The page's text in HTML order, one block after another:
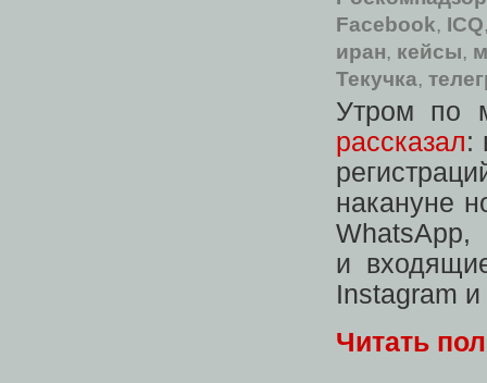
Facebook, ICQ
иран, кейсы,
Текучка,
Утром по
рассказал:
накануне
WhatsApp,
и
Instagram и
Читать